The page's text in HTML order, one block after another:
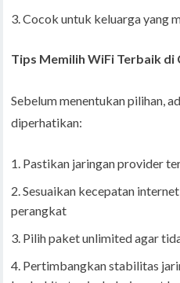
Cocok untuk keluarga yang
Tips Memilih WiFi Terbaik di
Sebelum menentukan pilihan,
diperhatikan:
Pastikan jaringan provider
Sesuaikan kecepatan
perangkat
Pilih paket unlimited agar
Pertimbangkan stabilitas